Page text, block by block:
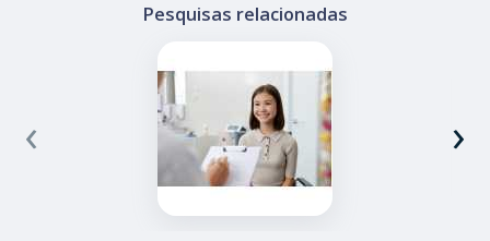
Pesquisas relacionadas
‹ ›